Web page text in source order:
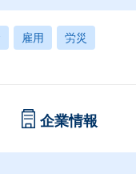
雇用 労災
企業情報